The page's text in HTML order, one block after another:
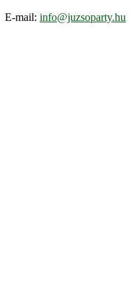
mail: info@juzsoparty.hu